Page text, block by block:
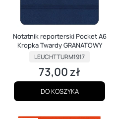
Notatnik reporterski Pocket A6
Kropka Twardy GRANATOWY
PRODUCENT
LEUCHTTURM1917
Cena
73,00 zł
DO KOSZYKA